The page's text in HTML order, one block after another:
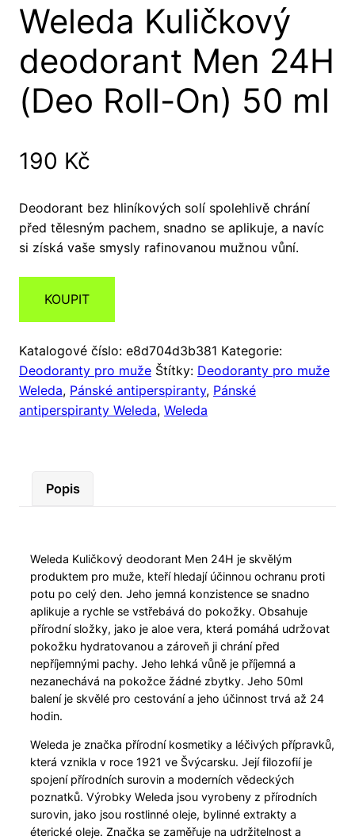
Weleda Kuličkový
deodorant Men 24H
(Deo Roll-On) 50 ml
190 Kč
Deodorant bez hliníkových solí spolehlivě chrání
před tělesným pachem, snadno se aplikuje, a navíc
si získá vaše smysly rafinovanou mužnou vůní.
KOUPIT
Katalogové číslo: e8d704d3b381 Kategorie:
Deodoranty pro muže Štítky: Deodoranty pro muže
Weleda, Pánské antiperspiranty, Pánské
antiperspiranty Weleda, Weleda
Popis
Weleda Kuličkový deodorant Men 24H je skvělým
produktem pro muže, kteří hledají účinnou ochranu proti
potu po celý den. Jeho jemná konzistence se snadno
aplikuje a rychle se vstřebává do pokožky. Obsahuje
přírodní složky, jako je aloe vera, která pomáhá udržovat
pokožku hydratovanou a zároveň ji chrání před
nepříjemnými pachy. Jeho lehká vůně je příjemná a
nezanechává na pokožce žádné zbytky. Jeho 50ml
balení je skvělé pro cestování a jeho účinnost trvá až 24
hodin.
Weleda je značka přírodní kosmetiky a léčivých přípravků,
která vznikla v roce 1921 ve Švýcarsku. Její filozofií je
spojení přírodních surovin a moderních vědeckých
poznatků. Výrobky Weleda jsou vyrobeny z přírodních
surovin, jako jsou rostlinné oleje, bylinné extrakty a
éterické oleje. Značka se zaměřuje na udržitelnost a